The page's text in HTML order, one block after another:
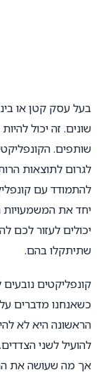
בעל עסק קטן או
שונים. זה יכול
שותפים.
לגרום לתוצאות
להתמודד עם
יחד את המשמעויות
יכולים לעזור לכם
שתיתקלו בהם.
קונפליקטים
כשאנחנו מדברים
הראשונה היא לא
להועיל לשני
אך מה שעושה את